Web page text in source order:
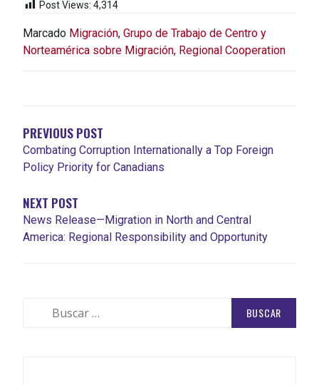
Post Views: 4,314
Marcado Migración, Grupo de Trabajo de Centro y
Norteamérica sobre Migración, Regional Cooperation
ENTRADAS
PREVIOUS POST
Combating Corruption Internationally a Top Foreign
Policy Priority for Canadians
NEXT POST
News Release—Migration in North and Central
America: Regional Responsibility and Opportunity